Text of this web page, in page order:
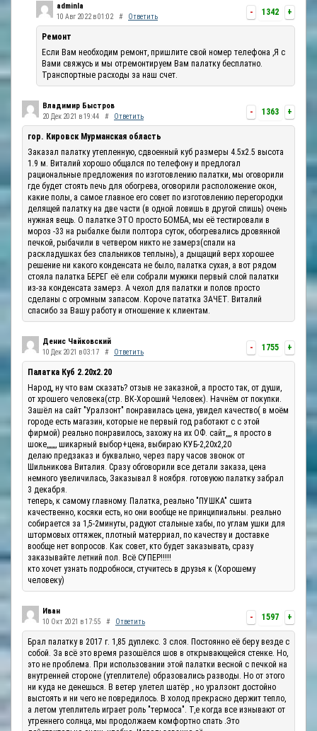
- 1342 +
adminla
10 Авг 2022 в 01:02 # Ответить
Ремонт
Если Вам необходим ремонт, пришлите свой номер телефона ,Я с
Вами свяжусь и мы отремонтируем Вам палатку бесплатно.
Транспортные расходы за наш счет.
- 1363 +
Владимир Быстров
20 Дек 2021 в 19:44 # Ответить
гор. Кировск Мурманская область
Заказал палатку утепленную, сдвоенный куб размеры 4.5х2.5 высота
1.9 м. Виталий хорошо общался по телефону и предлогал
рациональные предложения по изготовлению палатки, мы оговорили
где будет стоять печь для обогрева, оговорили расположение окон,
какие полы, а самое главное его совет по изготовлению перегородки
делящей палатку на две части (в одной ловишь в другой спишь) очень
нужная вещь. О палатке ЭТО просто БОМБА, мы её тестировали в
мороз -33 на рыбалке были полтора суток, обогревались дровянной
печкой, рыбачили в четвером никто не замерз(спали на
раскладушках без спальников теплынь), а дыщащий верх хорошее
решение ни какого конденсата не было, палатка сухая, а вот рядом
стояла палатка БЕРЕГ её ели собрали мужики первый слой палатки
из-за конденсата замерз. А чехол для палатки и полов просто
сделаны с огромным запасом. Короче пататка ЗАЧЕТ. Виталий
спасибо за Вашу работу и отношение к клиентам.
- 1755 +
Денис Чайковский
10 Дек 2021 в 03:17 # Ответить
Палатка Куб 2.20x2.20
Народ, ну что вам сказать? отзыв не заказной, а просто так, от души,
от хрошего человека(стр. ВК-Хороший Человек). Начнём от покупки.
Зашёл на сайт "Уралзонт" понравилась цена, увидел качество( в моём
городе есть магазин, которые не первый год работают с с этой
фирмой) реально понравилось, захожу на их ОФ. сайт,,,, я просто в
шоке,,,,,,, шикарный выбор+цена, выбираю КУБ-2,20х2,20
делаю предзаказ и буквально, через пару часов звонок от
Шильникова Виталия. Сразу обговорили все детали заказа, цена
немного увеличилась, Заказывал 8 ноября. готовуюю палатку забрал
3 декабря.
теперь, к самому главному. Палатка, реально "ПУШКА" сшита
качественно, косяки есть, но они вообще не принципиальны. реально
собирается за 1,5-2минуты, радуют стальные хабы, по углам ушки для
штормовых оттяжек, плотный матерриал, по качеству и доставке
вообще нет вопросов. Как совет, кто будет заказывать, сразу
заказывайте летний пол. Всё СУПЕР!!!!!
кто хочет узнать подробноси, стучитесь в друзья к (Хорошему
человеку)
- 1597 +
Иван
10 Окт 2021 в 17:55 # Ответить
Брал палатку в 2017 г. 1,85 дуплекс. 3 слоя. Постоянно её беру везде с
собой. За всё это время разошёлся шов в открывающейся стенке. Но,
это не проблема. При использовании этой палатки весной с печкой на
внутренней стороне (утеплителе) образовались разводы. Но от этого
ни куда не денешься. В ветер улетел шатёр , но уралзонт достойно
выстоять и ни чего не повредилось. В холод прекрасно держит тепло,
а летом утеплитель играет роль "термоса". Т,е когда все изнывают от
утреннего солнца, мы продолжаем комфортно спать .Это